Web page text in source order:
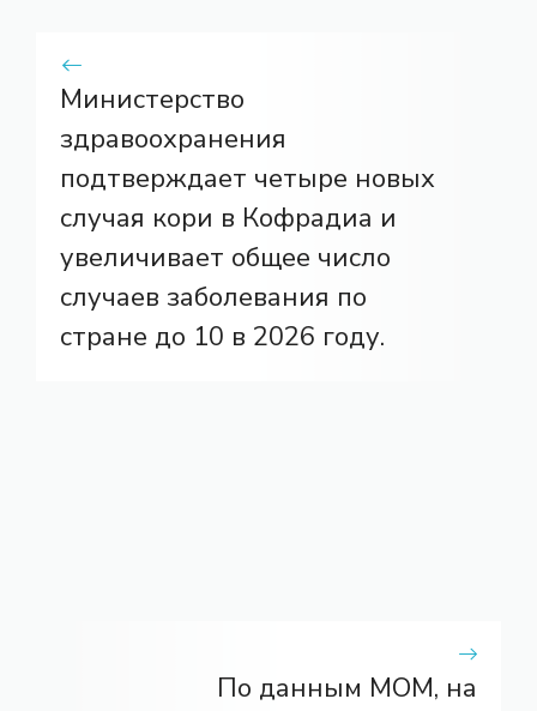
Министерство
здравоохранения
подтверждает четыре новых
случая кори в Кофрадиа и
увеличивает общее число
случаев заболевания по
стране до 10 в 2026 году.
По данным МОМ, на